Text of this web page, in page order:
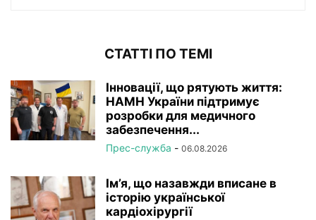
СТАТТІ ПО ТЕМІ
Інновації, що рятують життя:
НАМН України підтримує
розробки для медичного
забезпечення...
Прес-служба - 06.08.2026
Ім’я, що назавжди вписане в
історію української
кардіохірургії